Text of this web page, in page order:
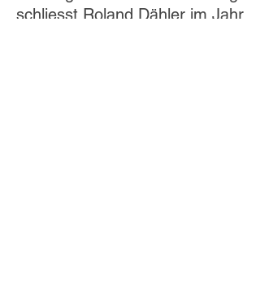
schliesst Roland Dähler im Jahr